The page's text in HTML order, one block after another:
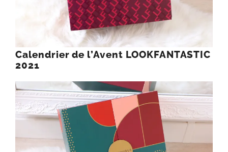
Calendrier de l’Avent LOOKFANTASTIC
2021